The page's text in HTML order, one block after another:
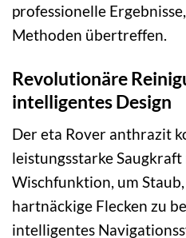
professionelle
Methoden übertreffen.
Revolutionäre
intelligentes Design
Der eta Rover anthrazit
leistungsstarke
Wischfunktion, um
hartnäckige Flecken zu
intelligentes